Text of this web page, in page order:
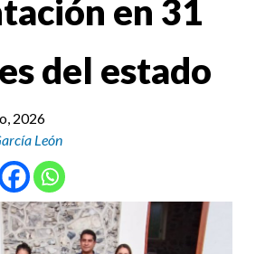
en 31
del estado
2026
León